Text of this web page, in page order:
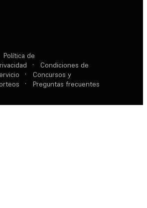
Política de
·
Condiciones de
·
Concursos y
· Preguntas frecuentes